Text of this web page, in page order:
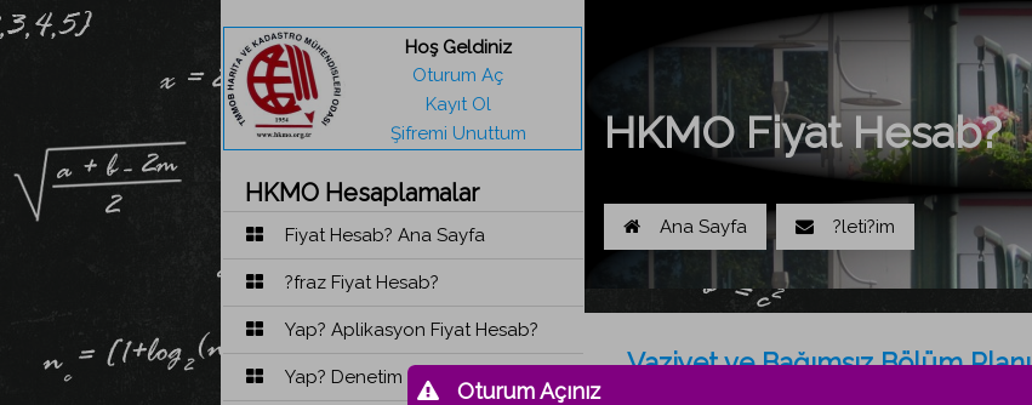
Oturum Açınız
Hoş Geldiniz
Oturum Aç
Kayıt Ol
Şifremi Unuttum
HKMO Hesaplamalar
Fiyat Hesab? Ana Sayfa
?fraz Fiyat Hesab?
Yap? Aplikasyon Fiyat Hesab?
Yap? Denetim Kontrol Fiyat?
HKMO Fiyat Hesab?
Ana Sayfa ?leti?im
Vaziyet ve Bağımsız Bölüm Planı